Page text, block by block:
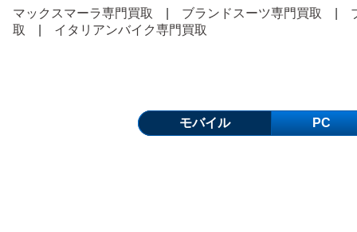
マックスマーラ専門買取 ブランドスーツ専門買取
取
イタリアンバイク専門買取
モバイル PC